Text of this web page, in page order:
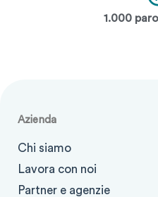
1.000
Azienda
Chi siamo
Lavora con noi
Partner e agenzie